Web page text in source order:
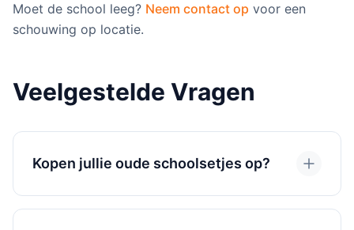
Moet de school leeg? Neem contact op voor een
schouwing op locatie.
Veelgestelde Vragen
Kopen jullie oude schoolsetjes op?